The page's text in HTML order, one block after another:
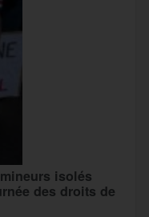
isolés
des droits de